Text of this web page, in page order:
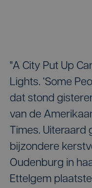
"A City Put Up
Lights. ‘Some
dat stond
van de
Times. Uiteraard
bijzondere
Oudenburg in
Ettelgem